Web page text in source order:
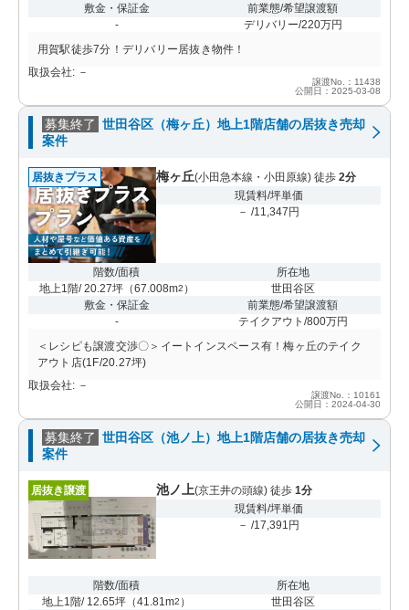
敷金・保証金
-
前業態/希望譲渡額
デリバリー/220万円
用賀駅徒歩7分！デリバリー居抜き物件！
取扱会社: －
譲渡No.：11438
公開日：2025-03-08
募集終了 世田谷区（梅ヶ丘）地上1階店舗の居抜き売却
案件
居抜きプラス 梅ヶ丘(小田急本線・小田原線) 徒歩 2分
現賃料/坪単価
－ /11,347円
階数/面積
地上1階/ 20.27坪（67.008m2 ）
所在地
世田谷区
敷金・保証金
-
前業態/希望譲渡額
テイクアウト/800万円
＜レシピも譲渡交渉〇＞イートインスペース有！梅ヶ丘のテイク
アウト店(1F/20.27坪)
取扱会社: －
譲渡No.：10161
公開日：2024-04-30
募集終了 世田谷区（池ノ上）地上1階店舗の居抜き売却
案件
居抜き譲渡 池ノ上(京王井の頭線) 徒歩 1分
現賃料/坪単価
－ /17,391円
階数/面積
地上1階/ 12.65坪 （41.81m2 ）
所在地
世田谷区